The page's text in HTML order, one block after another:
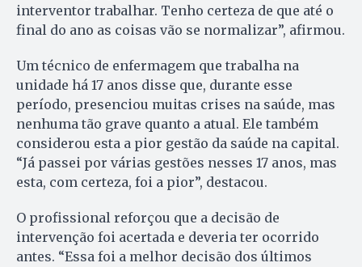
interventor trabalhar. Tenho certeza de que até o
final do ano as coisas vão se normalizar”, afirmou.
Um técnico de enfermagem que trabalha na
unidade há 17 anos disse que, durante esse
período, presenciou muitas crises na saúde, mas
nenhuma tão grave quanto a atual. Ele também
considerou esta a pior gestão da saúde na capital.
“Já passei por várias gestões nesses 17 anos, mas
esta, com certeza, foi a pior”, destacou.
O profissional reforçou que a decisão de
intervenção foi acertada e deveria ter ocorrido
antes. “Essa foi a melhor decisão dos últimos